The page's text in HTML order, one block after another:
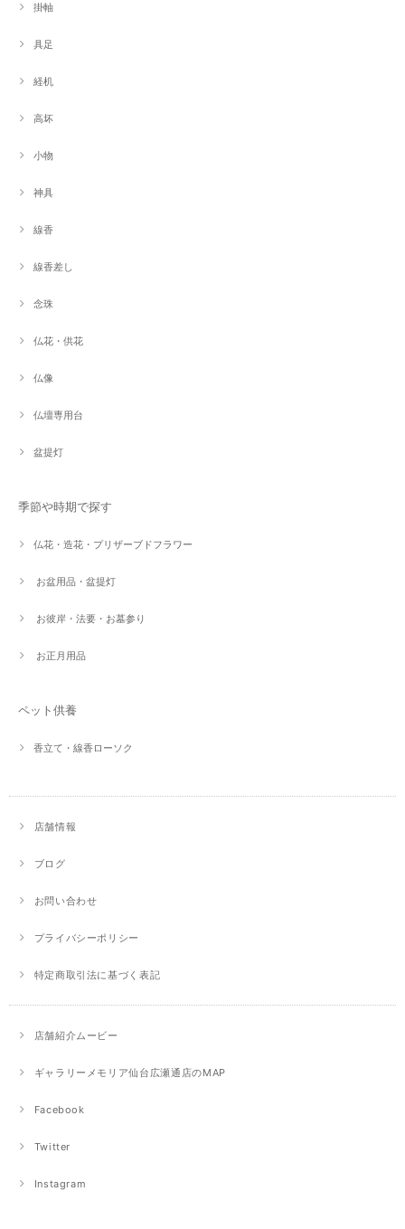
掛軸
具足
経机
高坏
小物
神具
線香
線香差し
念珠
仏花・供花
仏像
仏壇専用台
盆提灯
季節や時期で探す
仏花・造花・プリザーブドフラワー
お盆用品・盆提灯
お彼岸・法要・お墓参り
お正月用品
ペット供養
香立て・線香ローソク
店舗情報
ブログ
お問い合わせ
プライバシーポリシー
特定商取引法に基づく表記
店舗紹介ムービー
ギャラリーメモリア仙台広瀬通店のMAP
Facebook
Twitter
Instagram